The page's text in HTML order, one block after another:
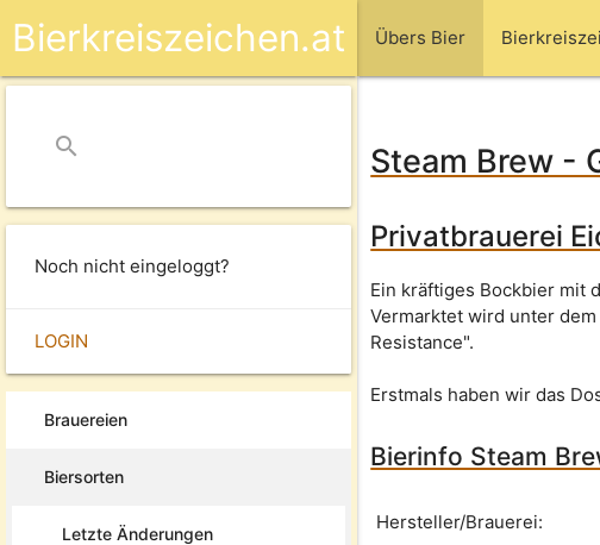
Übers Bier
Bierkreiszeichen.at
search
Noch nicht eingeloggt?
LOGIN
Brauereien
Biersorten
Letzte Änderungen
Steam Brew -
Privatbrauerei
Ein kräftiges Bockbier mit
Vermarktet wird unter
Resistance".
Erstmals haben wir das
Bierinfo Steam
Hersteller/Brauerei: